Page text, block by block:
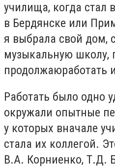
училища, когда стал
в Бердянске или
я выбрала свой дом,
музыкальную школу,
продолжаюработать
Работать было одно
окружали опытные
у которых вначале
стала их коллегой.
В.А. Корниенко, Т.Д.